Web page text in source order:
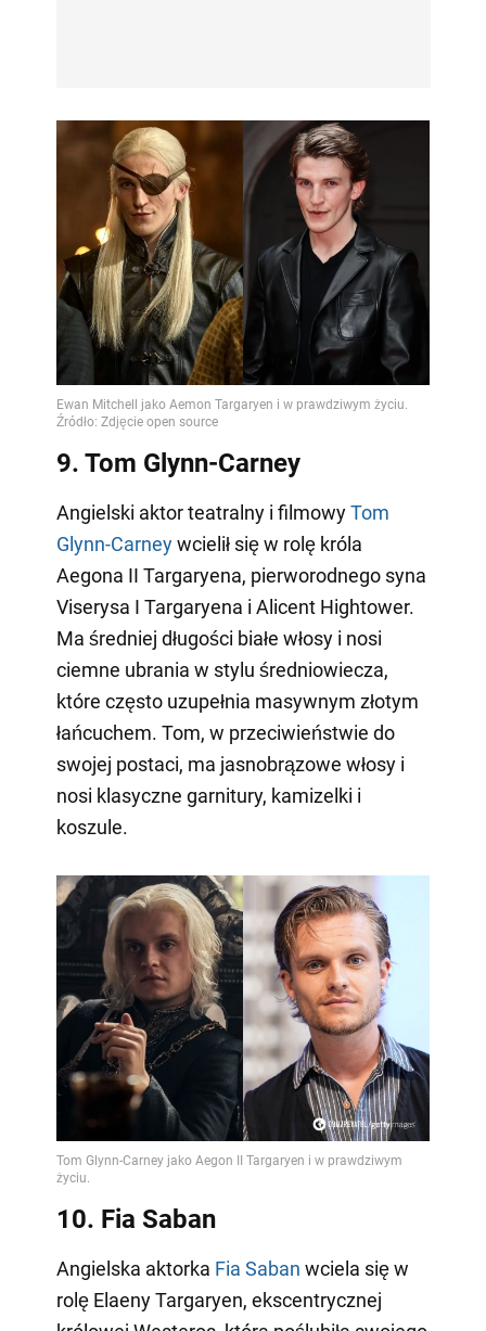
9. Tom Glynn-Carney
Angielski aktor teatralny i filmowyTom
Glynn-Carneywcielił się w rolę króla
Aegona II Targaryena, pierworodnego syna
Viserysa I Targaryena i Alicent Hightower.
Ma średniej długości białe włosy i nosi
ciemne ubrania w stylu średniowiecza,
które często uzupełnia masywnym złotym
łańcuchem. Tom, w przeciwieństwie do
swojej postaci, ma jasnobrązowe włosy i
nosi klasyczne garnitury, kamizelki i
koszule.
10. Fia Saban
Angielska aktorka Fia Saban wciela się w
rolę Elaeny Targaryen, ekscentrycznej